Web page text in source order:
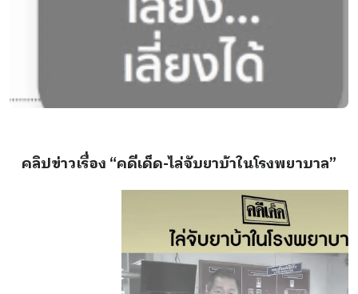
คลิปข่าวเรื่อง “คดีเด็ด-ไล่จับยาบ้าในโรงพยาบาล”